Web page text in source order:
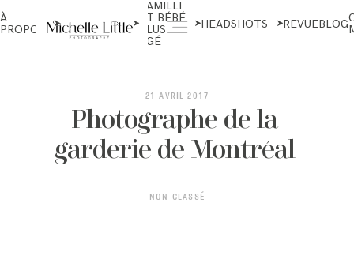
À
PROPOS
NÉS ET
MATERNITÉ
FAMILLE
ET BÉBÉ
PLUS
ÂGÉ
HEADSHOTS REVUEBLOG
21 AVRIL 2017
Photographe de la
garderie de Montréal
NON CLASSÉ
ABOUT
NEWBORN & MATERNITY